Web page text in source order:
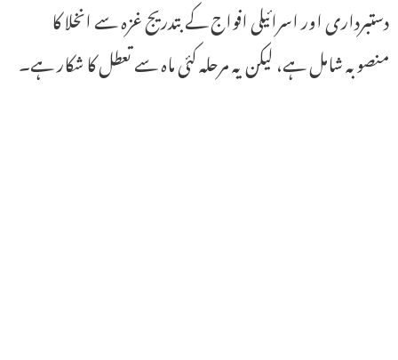
دستبرداری اور اسرائیلی افواج کے بتدریج غزہ سے انخلا کا
منصوبہ شامل ہے، لیکن یہ مرحلہ کئی ماہ سے تعطل کا شکار ہے۔